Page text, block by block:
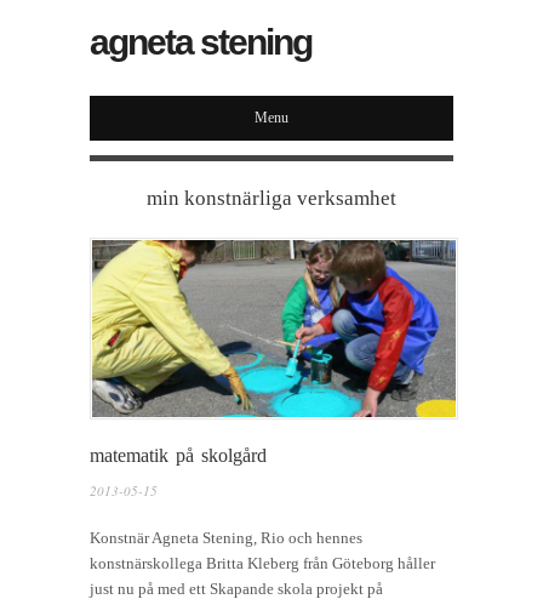
agneta stening
Menu
min konstnärliga verksamhet
matematik på skolgård
2013-05-15
Konstnär Agneta Stening, Rio och hennes
konstnärskollega Britta Kleberg från Göteborg håller
just nu på med ett Skapande skola projekt på